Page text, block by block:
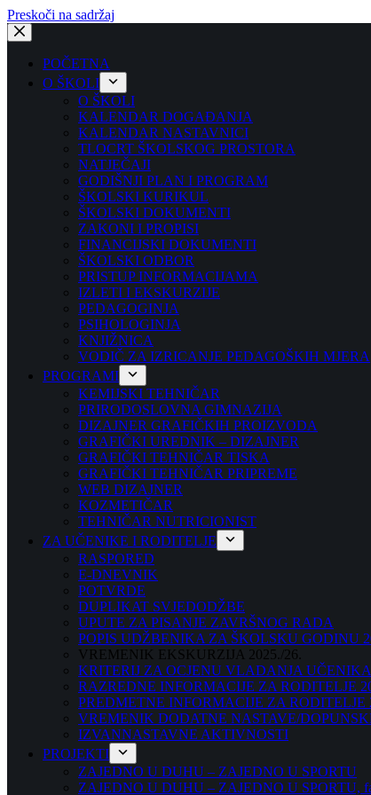
Preskoči na sadržaj
POČETNA
O ŠKOLI
O ŠKOLI
KALENDAR DOGAĐANJA
KALENDAR NASTAVNICI
TLOCRT ŠKOLSKOG PROSTORA
NATJEČAJI
GODIŠNJI PLAN I PROGRAM
ŠKOLSKI KURIKUL
ŠKOLSKI DOKUMENTI
ZAKONI I PROPISI
FINANCIJSKI DOKUMENTI
ŠKOLSKI ODBOR
PRISTUP INFORMACIJAMA
IZLETI I EKSKURZIJE
PEDAGOGINJA
PSIHOLOGINJA
KNJIŽNICA
VODIČ ZA IZRICANJE PEDAGOŠKIH MJERA
PROGRAMI
KEMIJSKI TEHNIČAR
PRIRODOSLOVNA GIMNAZIJA
DIZAJNER GRAFIČKIH PROIZVODA
GRAFIČKI UREDNIK – DIZAJNER
GRAFIČKI TEHNIČAR TISKA
GRAFIČKI TEHNIČAR PRIPREME
WEB DIZAJNER
KOZMETIČAR
TEHNIČAR NUTRICIONIST
ZA UČENIKE I RODITELJE
RASPORED
E-DNEVNIK
POTVRDE
DUPLIKAT SVJEDODŽBE
UPUTE ZA PISANJE ZAVRŠNOG RADA
POPIS UDŽBENIKA ZA ŠKOLSKU GODINU
VREMENIK EKSKURZIJA 2025./26.
KRITERIJ ZA OCJENU VLADANJA UČENIKA
RAZREDNE INFORMACIJE ZA RODITELJE
PREDMETNE INFORMACIJE ZA RODITELJE
VREMENIK DODATNE NASTAVE/
IZVANNASTAVNE AKTIVNOSTI
PROJEKTI
ZAJEDNO U DUHU – ZAJEDNO U SPORTU
ZAJEDNO U DUHU – ZAJEDNO U SPORTU,